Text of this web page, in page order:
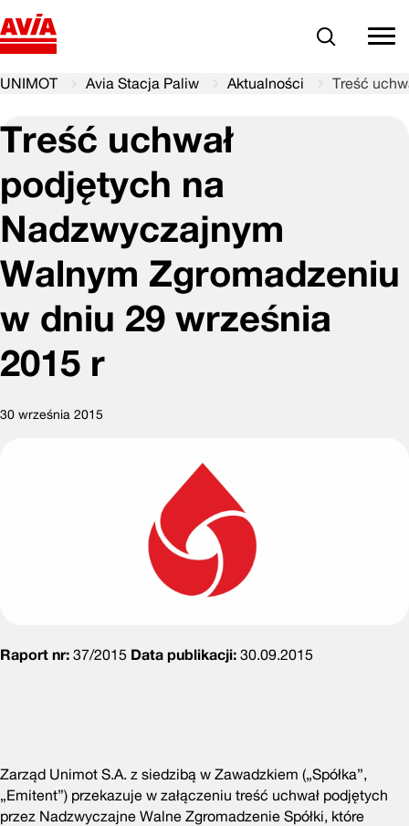
Szukaj
UNIMOT Avia Stacja Paliw Aktualności Treść
Treść uchwał
podjętych na
Nadzwyczajnym
Walnym Zgromadzeniu
w dniu 29 września
2015 r
30 września 2015
Raport nr: 37/2015 Data publikacji: 30.09.2015
Zarząd Unimot S.A. z siedzibą w Zawadzkiem („Spółka”,
„Emitent”) przekazuje w załączeniu treść uchwał podjętych
przez Nadzwyczajne Walne Zgromadzenie Spółki, które